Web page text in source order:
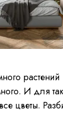
растений
И для
цветы.